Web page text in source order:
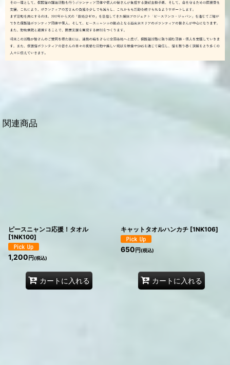
関連商品
ピースニャンコ応援！タオル
[1NK100]
1,200 円(税込)
カートに入れる
キャットタオルハンカチ [1NK106]
650 円(税込)
カートに入れる